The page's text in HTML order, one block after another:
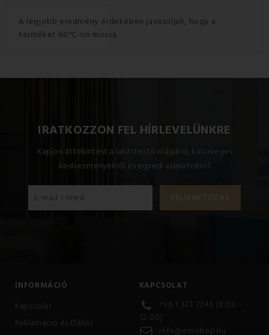
A legjobb eredmény érdekében javasoljuk, hogy a
terméket 60°C-on mossa.
IRATKOZZON FEL HÍRLEVELÜNKRE
Kapjon áttekintést a lakástextil világáról, különleges
kedvezményekről és egyedi ajánlatokról
INFORMÁCIÓ
Kapcsolat
Reklamáció és Elállás
KAPCSOLAT
+36 1 323 7346 (8:00 -
12:00)
info@emishop.hu